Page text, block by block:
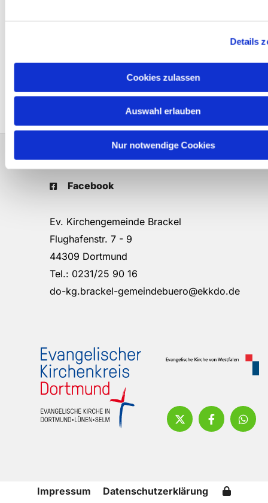
Details
Cookies zulassen
Auswahl erlauben
Nur notwendige Cookies
Instagram
Facebook
Ev. Kirchengemeinde Brackel
Flughafenstr. 7 - 9
44309 Dortmund
Tel.: 0231/25 90 16
do-kg.brackel-gemeindebuero@ekkdo.de
Impressum
Datenschutzerklärung